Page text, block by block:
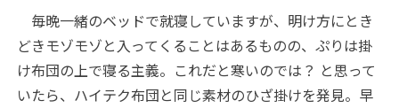
毎晩一緒のベッドで就寝していますが、明け方にとき
どきモゾモゾと入ってくることはあるものの、ぷりは掛
け布団の上で寝る主義。これだと寒いのでは？ と思って
いたら、ハイテク布団と同じ素材のひざ掛けを発見。早